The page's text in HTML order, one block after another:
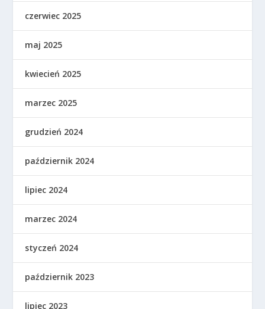
czerwiec 2025
maj 2025
kwiecień 2025
marzec 2025
grudzień 2024
październik 2024
lipiec 2024
marzec 2024
styczeń 2024
październik 2023
lipiec 2023